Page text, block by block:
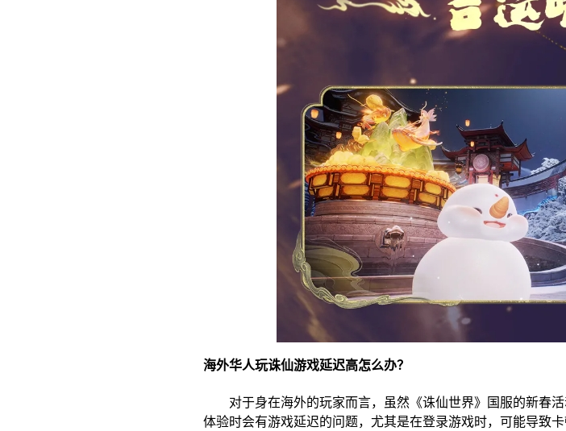
海外华人玩诛仙游戏延迟高怎么办？
对于身在海外的玩家而言，虽然《诛仙世界》国服的新春
体验时会有游戏延迟的问题，尤其是在登录游戏时，可能导致